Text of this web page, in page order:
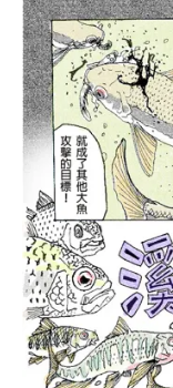
止；漁區、漁期之
2020年開始禁捕
溪、金崙溪每年4
期，包含溪流的出
的事項，並且經過
捕。禁漁期間嚴禁
事項經查獲採捕
萬元以下的罰鍰。
檢討，適度開放或